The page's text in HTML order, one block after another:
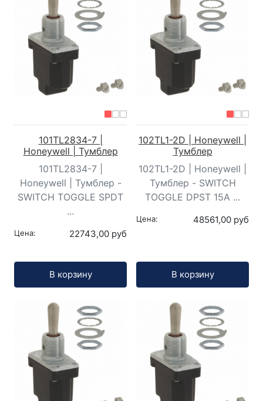
101TL2834-7 |
Honeywell | Тумблер
101TL2834-7 |
Honeywell | Тумблер -
SWITCH TOGGLE SPDT
...
Цена: 22743,00 руб
В корзину
102TL1-2D | Honeywell |
Тумблер
102TL1-2D | Honeywell |
Тумблер - SWITCH
TOGGLE DPST 15A ...
Цена: 48561,00 руб
В корзину